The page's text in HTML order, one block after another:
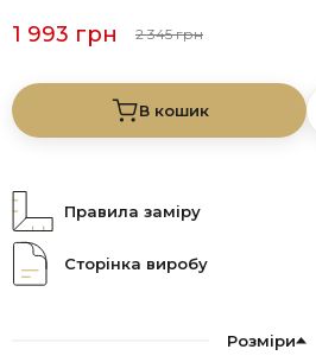
1 993 грн 2 345 грн
В кошик
Правила заміру
Сторінка виробу
Розміри